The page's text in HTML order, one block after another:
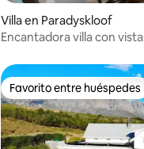
4.91 de 5, 101
Villa en Paradyskloof
Encantadora villa con
Favorito entre huéspedes
Favorito entre huéspedes